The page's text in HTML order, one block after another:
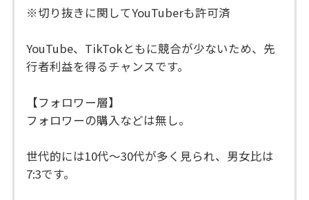
※切り抜きに関してYouTuberも許可済
YouTube、TikTokともに競合が少ないため、先
行者利益を得るチャンスです。
【フォロワー層】
フォロワーの購入などは無し。
世代的には10代～30代が多く見られ、男女比は
7:3です。